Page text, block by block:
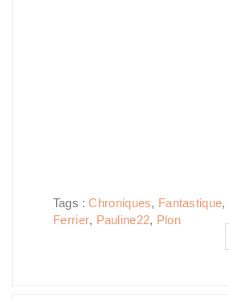
Tags :Chroniques, Fantastique,
Ferrier, Pauline22, Plon